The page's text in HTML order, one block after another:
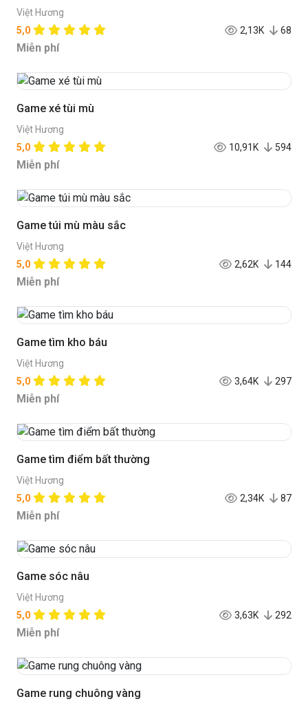
Việt Hương
5,0
2,13K 68
Miễn phí
Game xé tùi mù
Việt Hương
5,0
10,91K 594
Miễn phí
Game túi mù màu sắc
Việt Hương
5,0
2,62K 144
Miễn phí
Game tìm kho báu
Việt Hương
5,0
3,64K 297
Miễn phí
Game tìm điểm bất thường
Việt Hương
5,0
2,34K 87
Miễn phí
Game sóc nâu
Việt Hương
5,0
3,63K 292
Miễn phí
Game rung chuông vàng